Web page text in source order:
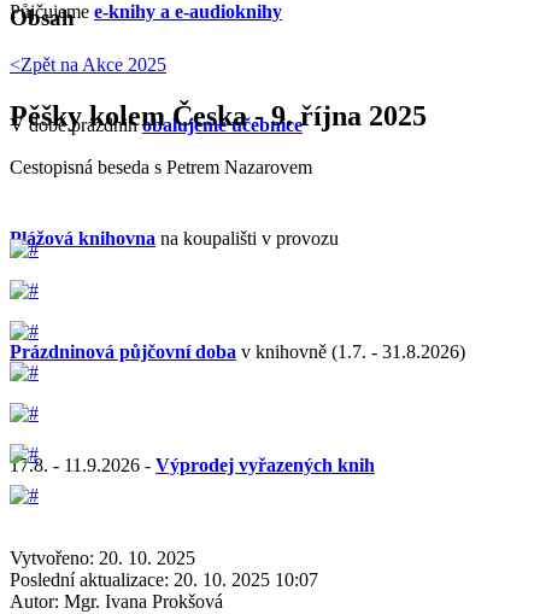
Půjčujeme e-knihy a e-audioknihy
V době prázdninobalujeme učebnice
Plážová knihovna na koupališti v provozu
Prázdninová půjčovní doba v knihovně (1.7. - 31.8.2026)
17.8. - 11.9.2026 - Výprodej vyřazených knih
Obsah
<Zpět na Akce 2025
Pěšky kolem Česka - 9. října 2025
Cestopisná beseda s Petrem Nazarovem
Vytvořeno: 20. 10. 2025
Poslední aktualizace: 20. 10. 2025 10:07
Autor: Mgr. Ivana Prokšová